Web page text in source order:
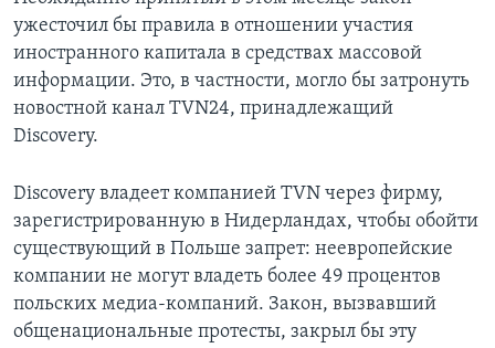
ужесточил бы правила в отношении участия
иностранного капитала в средствах массовой
информации. Это, в частности, могло бы затронуть
новостной канал TVN24, принадлежащий
Discovery.
Discovery владеет компанией TVN через фирму,
зарегистрированную в Нидерландах, чтобы обойти
существующий в Польше запрет: неевропейские
компании не могут владеть более 49 процентов
польских медиа-компаний. Закон, вызвавший
общенациональные протесты, закрыл бы эту